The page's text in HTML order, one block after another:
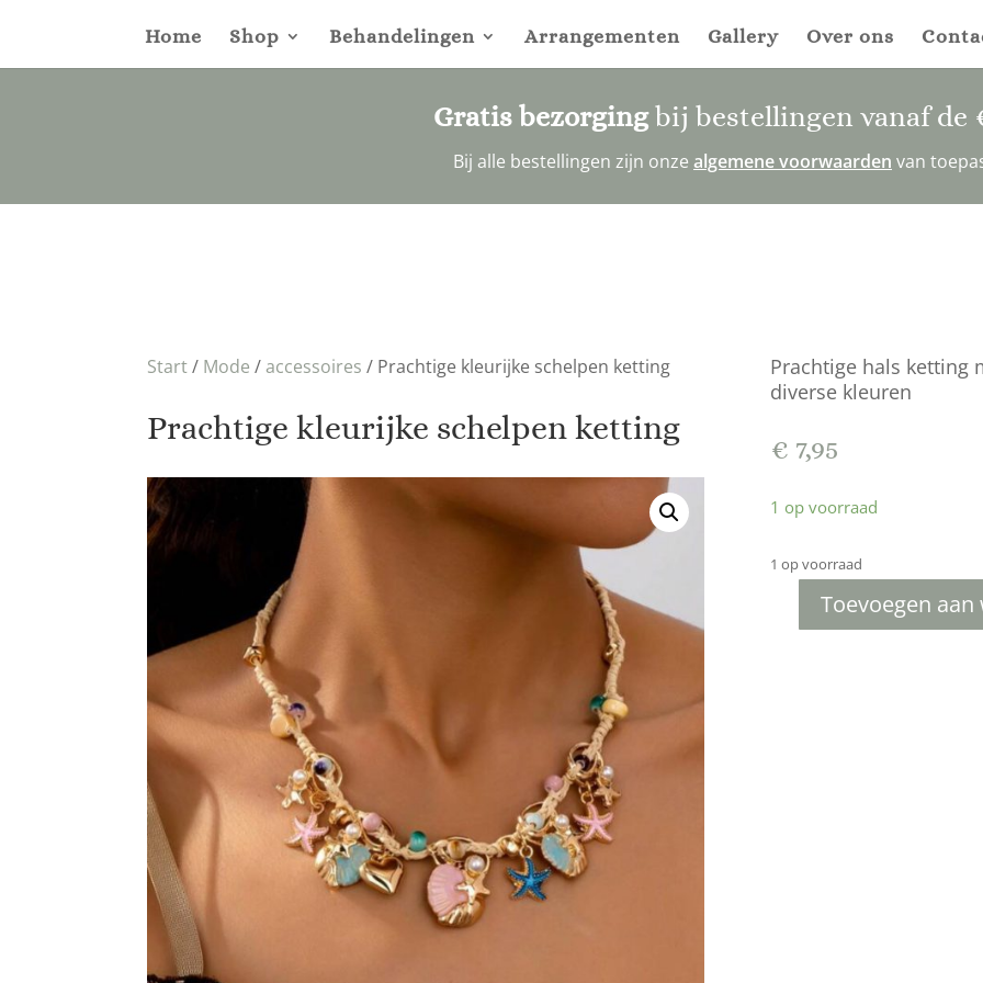
Home Shop Behandelingen Arrangementen Gallery Over ons
Gratis bezorgingbij bestellingen vanaf de
Bij alle bestellingen zijn onze algemene voorwaarden van
Start/ Mode /accessoires / Prachtige kleurijke schelpen ketting
Prachtige kleurijke schelpen ketting
Prachtige hals ketting
diverse kleuren
€ 7,95
1 op voorraad
1 op voorraad
PrachtigeToevoegen